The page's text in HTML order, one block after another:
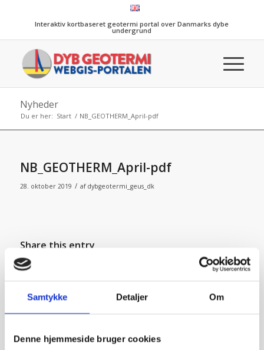
Samtykke Detaljer Om
Denne hjemmeside bruger cookies
Interaktiv kortbaseret geotermi portal over Danmarks dybe
undergrund
Nyheder
Du er her: Start / NB_GEOTHERM_April-pdf
NB_GEOTHERM_April-pdf
28. oktober 2019 / af dybgeotermi_geus_dk
Share this entry